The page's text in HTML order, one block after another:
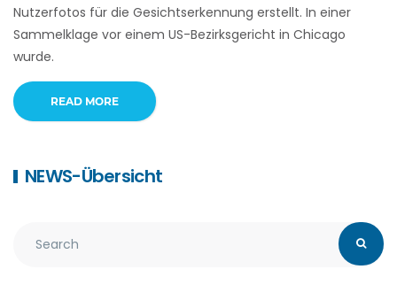
Nutzerfotos für die Gesichtserkennung erstellt. In einer
Sammelklage vor einem US-Bezirksgericht in Chicago
wurde.
READ MORE
NEWS-Übersicht